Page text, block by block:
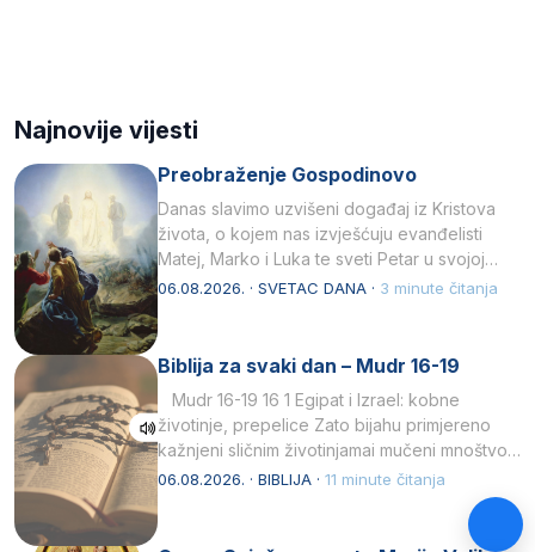
Najnovije vijesti
Preobraženje Gospodinovo
Danas slavimo uzvišeni događaj iz Kristova
života, o kojem nas izvješćuju evanđelisti
Matej, Marko i Luka te sveti Petar u svojoj
drugoj…
06.08.2026. · SVETAC DANA · 3 minute čitanja
Biblija za svaki dan – Mudr 16-19
Mudr 16-19 16 1 Egipat i Izrael: kobne
životinje, prepelice Zato bijahu primjereno
kažnjeni sličnim životinjamai mučeni mnoštvom
kukaca.2 A narod…
06.08.2026. · BIBLIJA · 11 minute čitanja